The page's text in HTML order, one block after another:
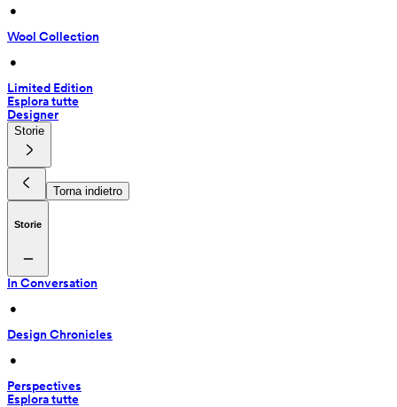
•
Wool Collection
•
Limited Edition
Esplora tutte
Designer
Storie
Torna indietro
Storie
In Conversation
•
Design Chronicles
•
Perspectives
Esplora tutte